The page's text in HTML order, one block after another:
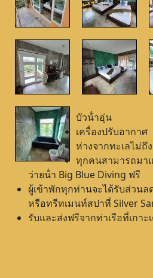
บัวน้ําอุ่น
เครื่องปรับอากาศ
ห่างจากทะเลไม่ถึ
ทุกคนสามารถมา
ว่ายน้ํา Big Blue Diving ฟรี
ผู้เข้าพักทุกท่านจะได้รับส่วนล
หรือทรีทเมนท์สปาที่ Silver
รับและส่งฟรีจากท่าเรือที่เกาะ